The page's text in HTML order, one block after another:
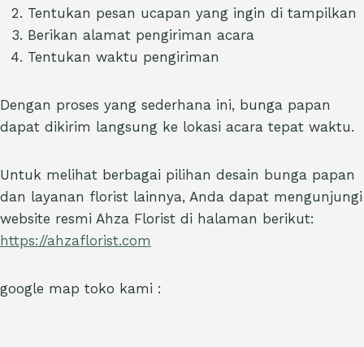
Tentukan pesan ucapan yang ingin di tampilkan
Berikan alamat pengiriman acara
Tentukan waktu pengiriman
Dengan proses yang sederhana ini, bunga papan
dapat dikirim langsung ke lokasi acara tepat waktu.
Untuk melihat berbagai pilihan desain bunga papan
dan layanan florist lainnya, Anda dapat mengunjungi
website resmi Ahza Florist di halaman berikut:
https://ahzaflorist.com
google map toko kami :